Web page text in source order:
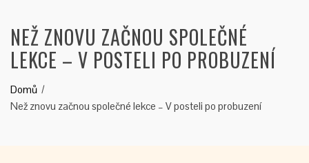
NEŽ ZNOVU ZAČNOU SPOLEČNÉ
LEKCE – V POSTELI PO PROBUZENÍ
Domů
Než znovu začnou společné lekce – V posteli po probuzení